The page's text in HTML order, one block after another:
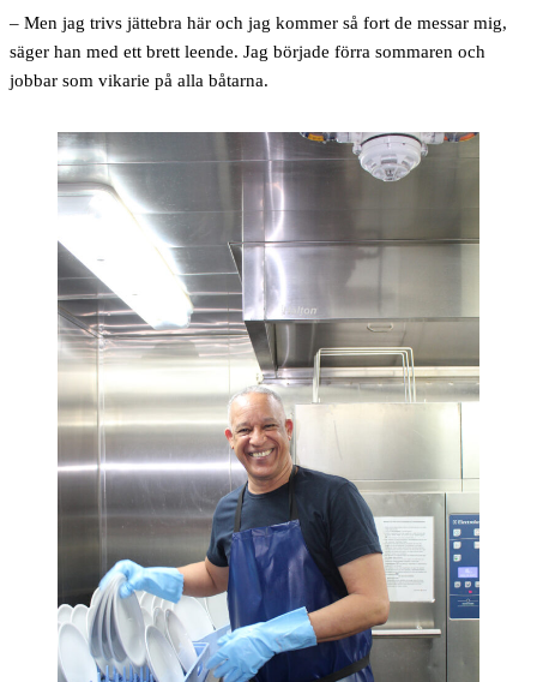
– Men jag trivs jättebra här och jag kommer så fort de messar mig,
säger han med ett brett leende. Jag började förra sommaren och
jobbar som vikarie på alla båtarna.